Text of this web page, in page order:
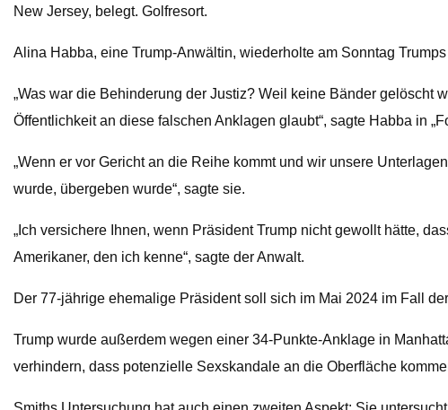
New Jersey, belegt. Golfresort.
Alina Habba, eine Trump-Anwältin, wiederholte am Sonntag
„Was war die Behinderung der Justiz? Weil keine Bänder gelöscht
Öffentlichkeit an diese falschen Anklagen glaubt“, sagte Habba in
„Wenn er vor Gericht an die Reihe kommt und wir unsere
wurde, übergeben wurde“, sagte sie.
„Ich versichere Ihnen, wenn Präsident Trump nicht gewollt hätte,
Amerikaner, den ich kenne“, sagte der Anwalt.
Der 77-jährige ehemalige Präsident soll sich im Mai 2024 im Fall
Trump wurde außerdem wegen einer 34-Punkte-Anklage in
verhindern, dass potenzielle Sexskandale an die Oberfläche